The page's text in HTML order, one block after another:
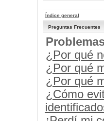
Índice general
Preguntas Frecuentes
¿Por qué
¿Por qué
¿Por qué
¿Cómo